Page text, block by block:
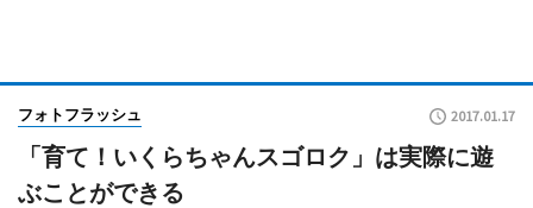
フォトフラッシュ 2017.01.17
「育て！いくらちゃんスゴロク」は実際に遊
ぶことができる